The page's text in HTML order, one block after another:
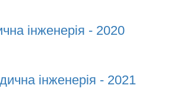
інженерія - 2020
інженерія - 2021